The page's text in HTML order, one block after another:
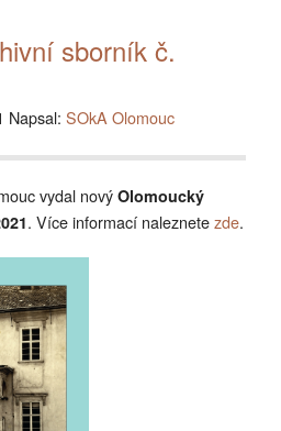
sborník č.
Napsal: SOkA Olomouc
vydal nový Olomoucký
. Více informací naleznetezde.